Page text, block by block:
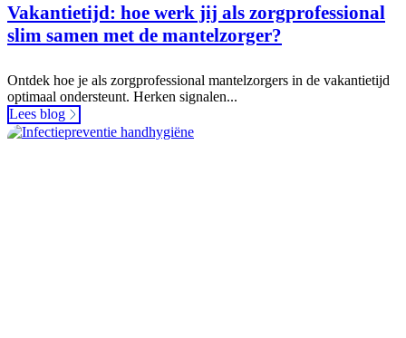
Vakantietijd: hoe werk jij als zorgprofessional
slim samen met de mantelzorger?
Ontdek hoe je als zorgprofessional mantelzorgers in de vakantietijd
optimaal ondersteunt. Herken signalen...
Lees blog